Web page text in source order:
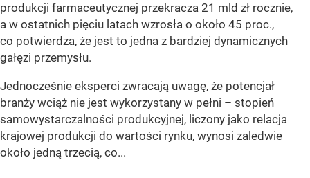
produkcji farmaceutycznej przekracza 21 mld zł rocznie,
a w ostatnich pięciu latach wzrosła o około 45 proc.,
co potwierdza, że jest to jedna z bardziej dynamicznych
gałęzi przemysłu.
Jednocześnie eksperci zwracają uwagę, że potencjał
branży wciąż nie jest wykorzystany w pełni – stopień
samowystarczalności produkcyjnej, liczony jako relacja
krajowej produkcji do wartości rynku, wynosi zaledwie
około jedną trzecią, co...